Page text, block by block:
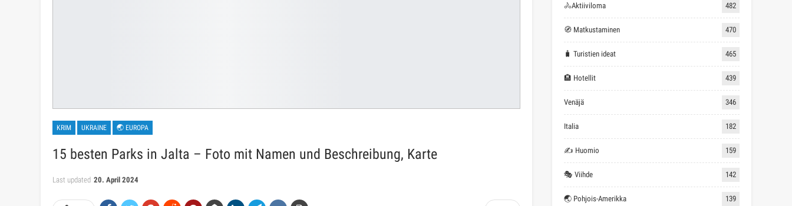
KRIM UKRAINE 🌏 EUROPA
15 besten Parks in Jalta – Foto mit Namen und Beschreibung, Karte
Last updated 20. April 2024
🚴Aktiiviloma 482
🧭 Matkustaminen 470
🧳 Turistien ideat 465
🏨 Hotellit 439
Venäjä 346
Italia 182
✍ Huomio 159
🎭 Viihde 142
🌏 Pohjois-Amerikka 139